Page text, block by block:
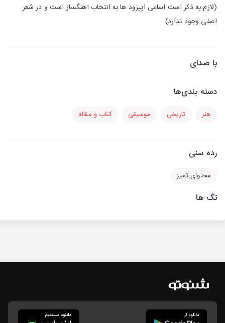
(لازم به ذکر است اسامی اپیزود ها به انتخاب اهنگساز است و در شعر
اصلی وجود ندارد)
با صدای
دسته بندی‌ها
هنر تاریخی موسیقی کتاب و مقاله
رده سنی
محتوای تمیز
تگ ها